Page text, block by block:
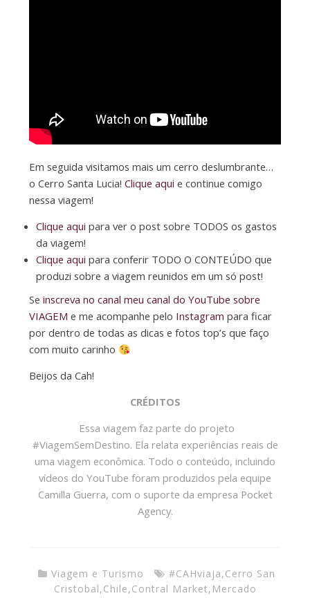
Em seguida visitamos mais um cerro deslumbrante…
o Cerro Santa Lucia! Clique aqui e continue comigo
nessa viagem!
Clique aqui para ver o post sobre TODOS os gastos
da viagem!
Clique aqui para conferir TODO O CONTEÚDO que
produzi sobre a viagem reunidos em um só post!
Se inscreva no canal meu canal do YouTube sobre
VIAGEM e me acompanhe pelo Instagram para ficar
por dentro de todas as dicas e fotos top’s que faço
com muito carinho
Beijos da Cah!
CRÉDITOS
Essa viagem faz parte do projeto
#ViagemSemDestino. Ela relata experiências reais de
uma viagem econômica. Todo o conteúdo, incluindo
vídeos do YouTube foram produzidos pela equipe
Camilla Guerra, com o suporte da empresa Pocket
Agency.
Viagem e Turismo #CAHviaja,Cerro San
Cristobal,Chile,Contral Market, Mercado